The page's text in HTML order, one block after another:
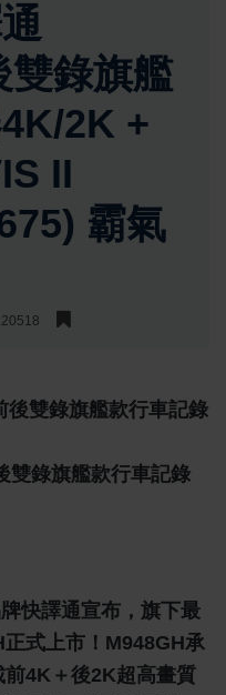
雙錄旗艦
2K +
II
霸氣
20518
雙錄旗艦款行車記錄
快譯通宣布，旗下最
式上市！M948GH承
4K＋後2K超高畫質